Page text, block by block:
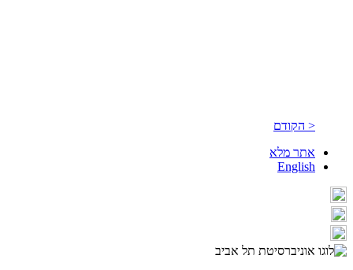
< הקודם
אתר מלא
English